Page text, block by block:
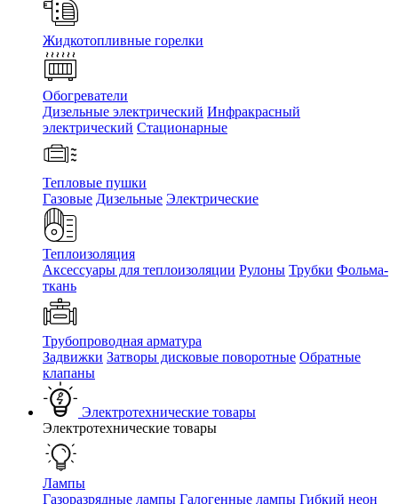
Жидкотопливные горелки
Обогреватели
Дизельные электрический Инфракрасный
электрический Стационарные
Тепловые пушки
Газовые Дизельные Электрические
Теплоизоляция
Аксессуары для теплоизоляции Рулоны Трубки Фольма-
ткань
Трубопроводная арматура
Задвижки Затворы дисковые поворотные Обратные
клапаны
Электротехнические товары
Электротехнические товары
Лампы
Газоразрядные лампы Галогенные лампы Гибкий неон